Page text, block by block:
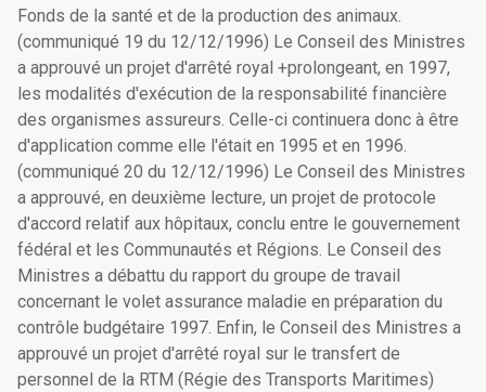
Fonds de la santé et de la production des animaux.
(communiqué 19 du 12/12/1996) Le Conseil des Ministres
a approuvé un projet d'arrêté royal +prolongeant, en 1997,
les modalités d'exécution de la responsabilité financière
des organismes assureurs. Celle-ci continuera donc à être
d'application comme elle l'était en 1995 et en 1996.
(communiqué 20 du 12/12/1996) Le Conseil des Ministres
a approuvé, en deuxième lecture, un projet de protocole
d'accord relatif aux hôpitaux, conclu entre le gouvernement
fédéral et les Communautés et Régions. Le Conseil des
Ministres a débattu du rapport du groupe de travail
concernant le volet assurance maladie en préparation du
contrôle budgétaire 1997. Enfin, le Conseil des Ministres a
approuvé un projet d'arrêté royal sur le transfert de
personnel de la RTM (Régie des Transports Maritimes)